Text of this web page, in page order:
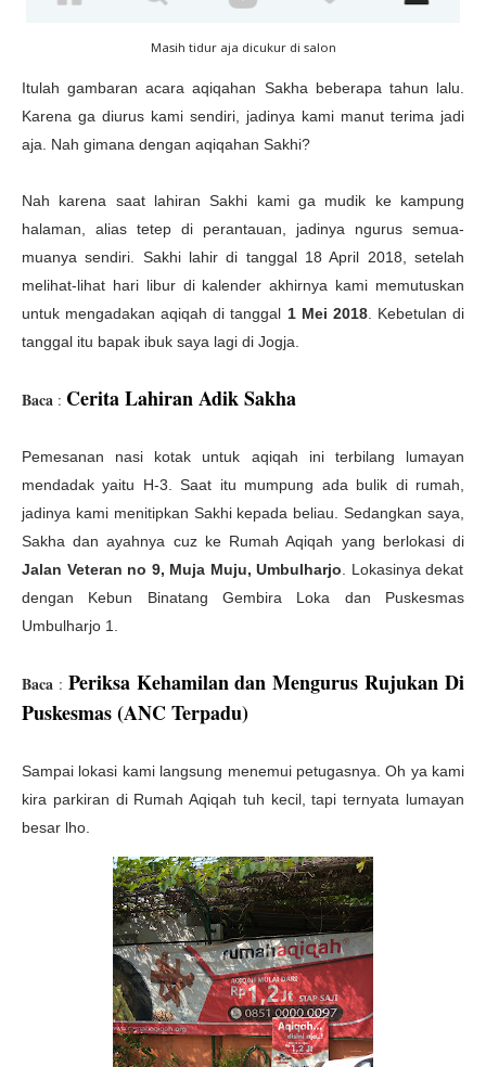
Masih tidur aja dicukur di salon
Itulah gambaran acara aqiqahan Sakha beberapa tahun lalu.
Karena ga diurus kami sendiri, jadinya kami manut terima jadi
aja. Nah gimana dengan aqiqahan Sakhi?
Nah karena saat lahiran Sakhi kami ga mudik ke kampung
halaman, alias tetep di perantauan, jadinya ngurus semua-
muanya sendiri. Sakhi lahir di tanggal 18 April 2018, setelah
melihat-lihat hari libur di kalender akhirnya kami memutuskan
untuk mengadakan aqiqah di tanggal 1 Mei 2018. Kebetulan di
tanggal itu bapak ibuk saya lagi di Jogja.
Baca : Cerita Lahiran Adik Sakha
Pemesanan nasi kotak untuk aqiqah ini terbilang lumayan
mendadak yaitu H-3. Saat itu mumpung ada bulik di rumah,
jadinya kami menitipkan Sakhi kepada beliau. Sedangkan saya,
Sakha dan ayahnya cuz ke Rumah Aqiqah yang berlokasi di
Jalan Veteran no 9, Muja Muju, Umbulharjo . Lokasinya dekat
dengan Kebun Binatang Gembira Loka dan Puskesmas
Umbulharjo 1.
Baca : Periksa Kehamilan dan Mengurus Rujukan Di
Puskesmas (ANC Terpadu)
Sampai lokasi kami langsung menemui petugasnya. Oh ya kami
kira parkiran di Rumah Aqiqah tuh kecil, tapi ternyata lumayan
besar lho.